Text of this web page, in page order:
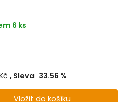
6 ks
Sleva 33.56 %